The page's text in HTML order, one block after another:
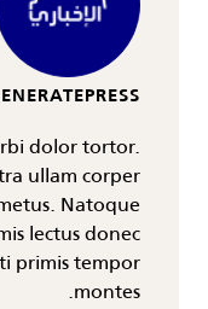
dolor tortor.
ullam corper
Natoque
lectus donec
primis tempor
montes.